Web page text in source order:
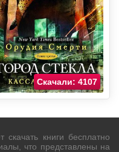
Скачали: 4107
скачать книги бесплатно
что представлены на